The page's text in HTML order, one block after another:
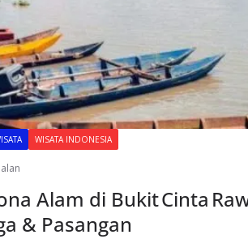
WISATA INDONESIA
Alam di Bukit Cinta
& Pasangan